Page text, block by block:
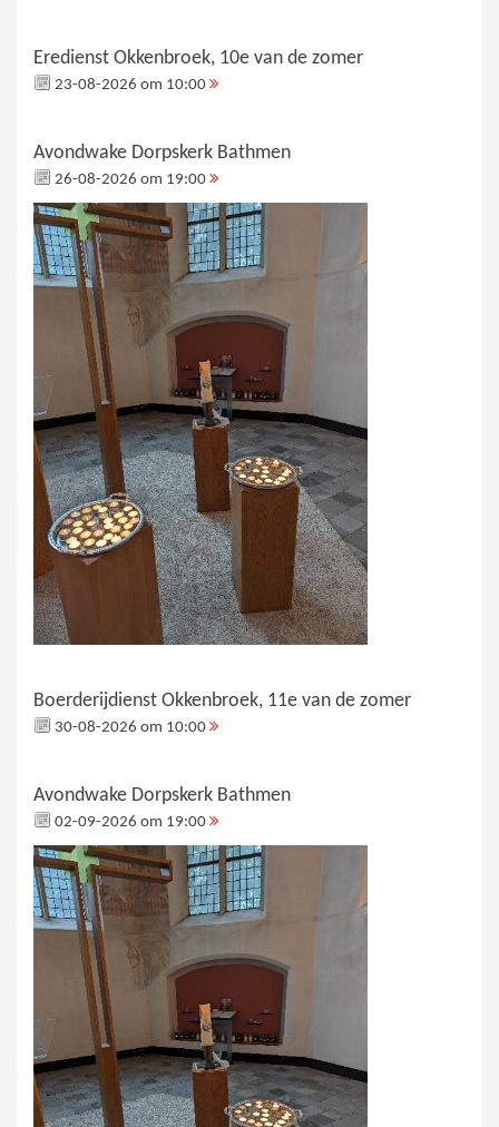
Eredienst Okkenbroek, 10e van de zomer
23-08-2026 om 10:00
Avondwake Dorpskerk Bathmen
26-08-2026 om 19:00
Boerderijdienst Okkenbroek, 11e van de zomer
30-08-2026 om 10:00
Avondwake Dorpskerk Bathmen
02-09-2026 om 19:00